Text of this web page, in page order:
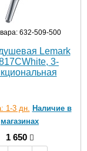
632-509-500
Lemark
3-
1-3 дн. Наличие в
магазинах
1 650